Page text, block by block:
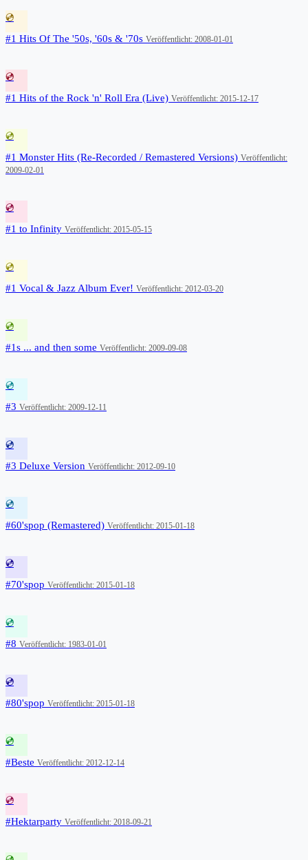
💿
#1 Hits Of The '50s, '60s & '70s Veröffentlicht: 2008-01-01
💿
#1 Hits of the Rock 'n' Roll Era (Live) Veröffentlicht: 2015-12-17
💿
#1 Monster Hits (Re-Recorded / Remastered Versions) Veröffentlicht:
2009-02-01
💿
#1 to Infinity Veröffentlicht: 2015-05-15
💿
#1 Vocal & Jazz Album Ever! Veröffentlicht: 2012-03-20
💿
#1s ... and then some Veröffentlicht: 2009-09-08
💿
#3 Veröffentlicht: 2009-12-11
💿
#3 Deluxe Version Veröffentlicht: 2012-09-10
💿
#60'spop (Remastered) Veröffentlicht: 2015-01-18
💿
#70'spop Veröffentlicht: 2015-01-18
💿
#8 Veröffentlicht: 1983-01-01
💿
#80'spop Veröffentlicht: 2015-01-18
💿
#Beste Veröffentlicht: 2012-12-14
💿
#Hektarparty Veröffentlicht: 2018-09-21